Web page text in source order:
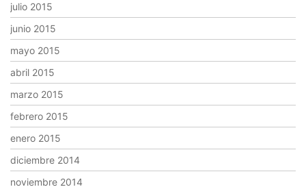
julio 2015
junio 2015
mayo 2015
abril 2015
marzo 2015
febrero 2015
enero 2015
diciembre 2014
noviembre 2014